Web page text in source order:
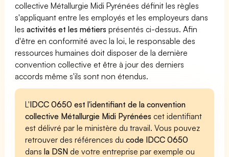
collective Métallurgie Midi Pyrénées définit les règles
s'appliquant entre les employés et les employeurs dans
lesactivités et les métiers présentés ci-dessus. Afin
d'être en conformité avec la loi, le responsable des
ressources humaines doit disposer de la dernière
convention collective et être à jour des derniers
accords même s'ils sont non étendus.
L'IDCC 0650 est l'identifiant de la convention
collective Métallurgie Midi Pyrénées cet identifiant
est délivré par le ministère du travail. Vous pouvez
retrouver des références ducode IDCC 0650
dansla DSN de votre entreprise par exemple ou